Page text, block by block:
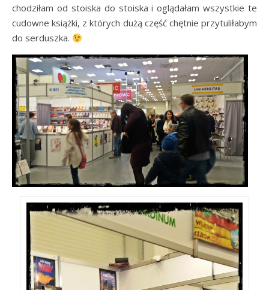
chodziłam od stoiska do stoiska i oglądałam wszystkie te
cudowne książki, z których dużą część chętnie przytuliłabym
do serduszka.